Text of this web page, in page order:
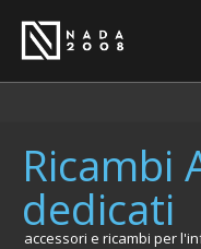
carrello
registrazione
Ricambi
dedicati
accessori e ricambi per